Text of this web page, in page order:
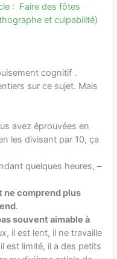
: Faire des fôtes
et culpabilité)
cognitif .
sur ce sujet. Mais
avez éprouvées en
les divisant par 10, ça
quelques heures, –
ne comprend plus
.
souvent aimable à
il est lent, il ne travaille
est limité, il a des petits